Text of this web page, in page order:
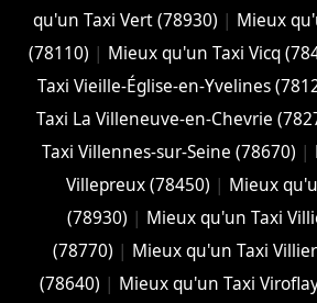
qu'un Taxi Vert (78930) | Mieux
(78110) | Mieux qu'un Taxi Vicq
Taxi Vieille-Église-en-Yvelines
Taxi La Villeneuve-en-Chevrie
Taxi Villennes-sur-Seine (78670) |
Villepreux (78450) | Mieux
(78930) | Mieux qu'un Taxi
(78770) | Mieux qu'un Taxi
(78640) | Mieux qu'un Taxi